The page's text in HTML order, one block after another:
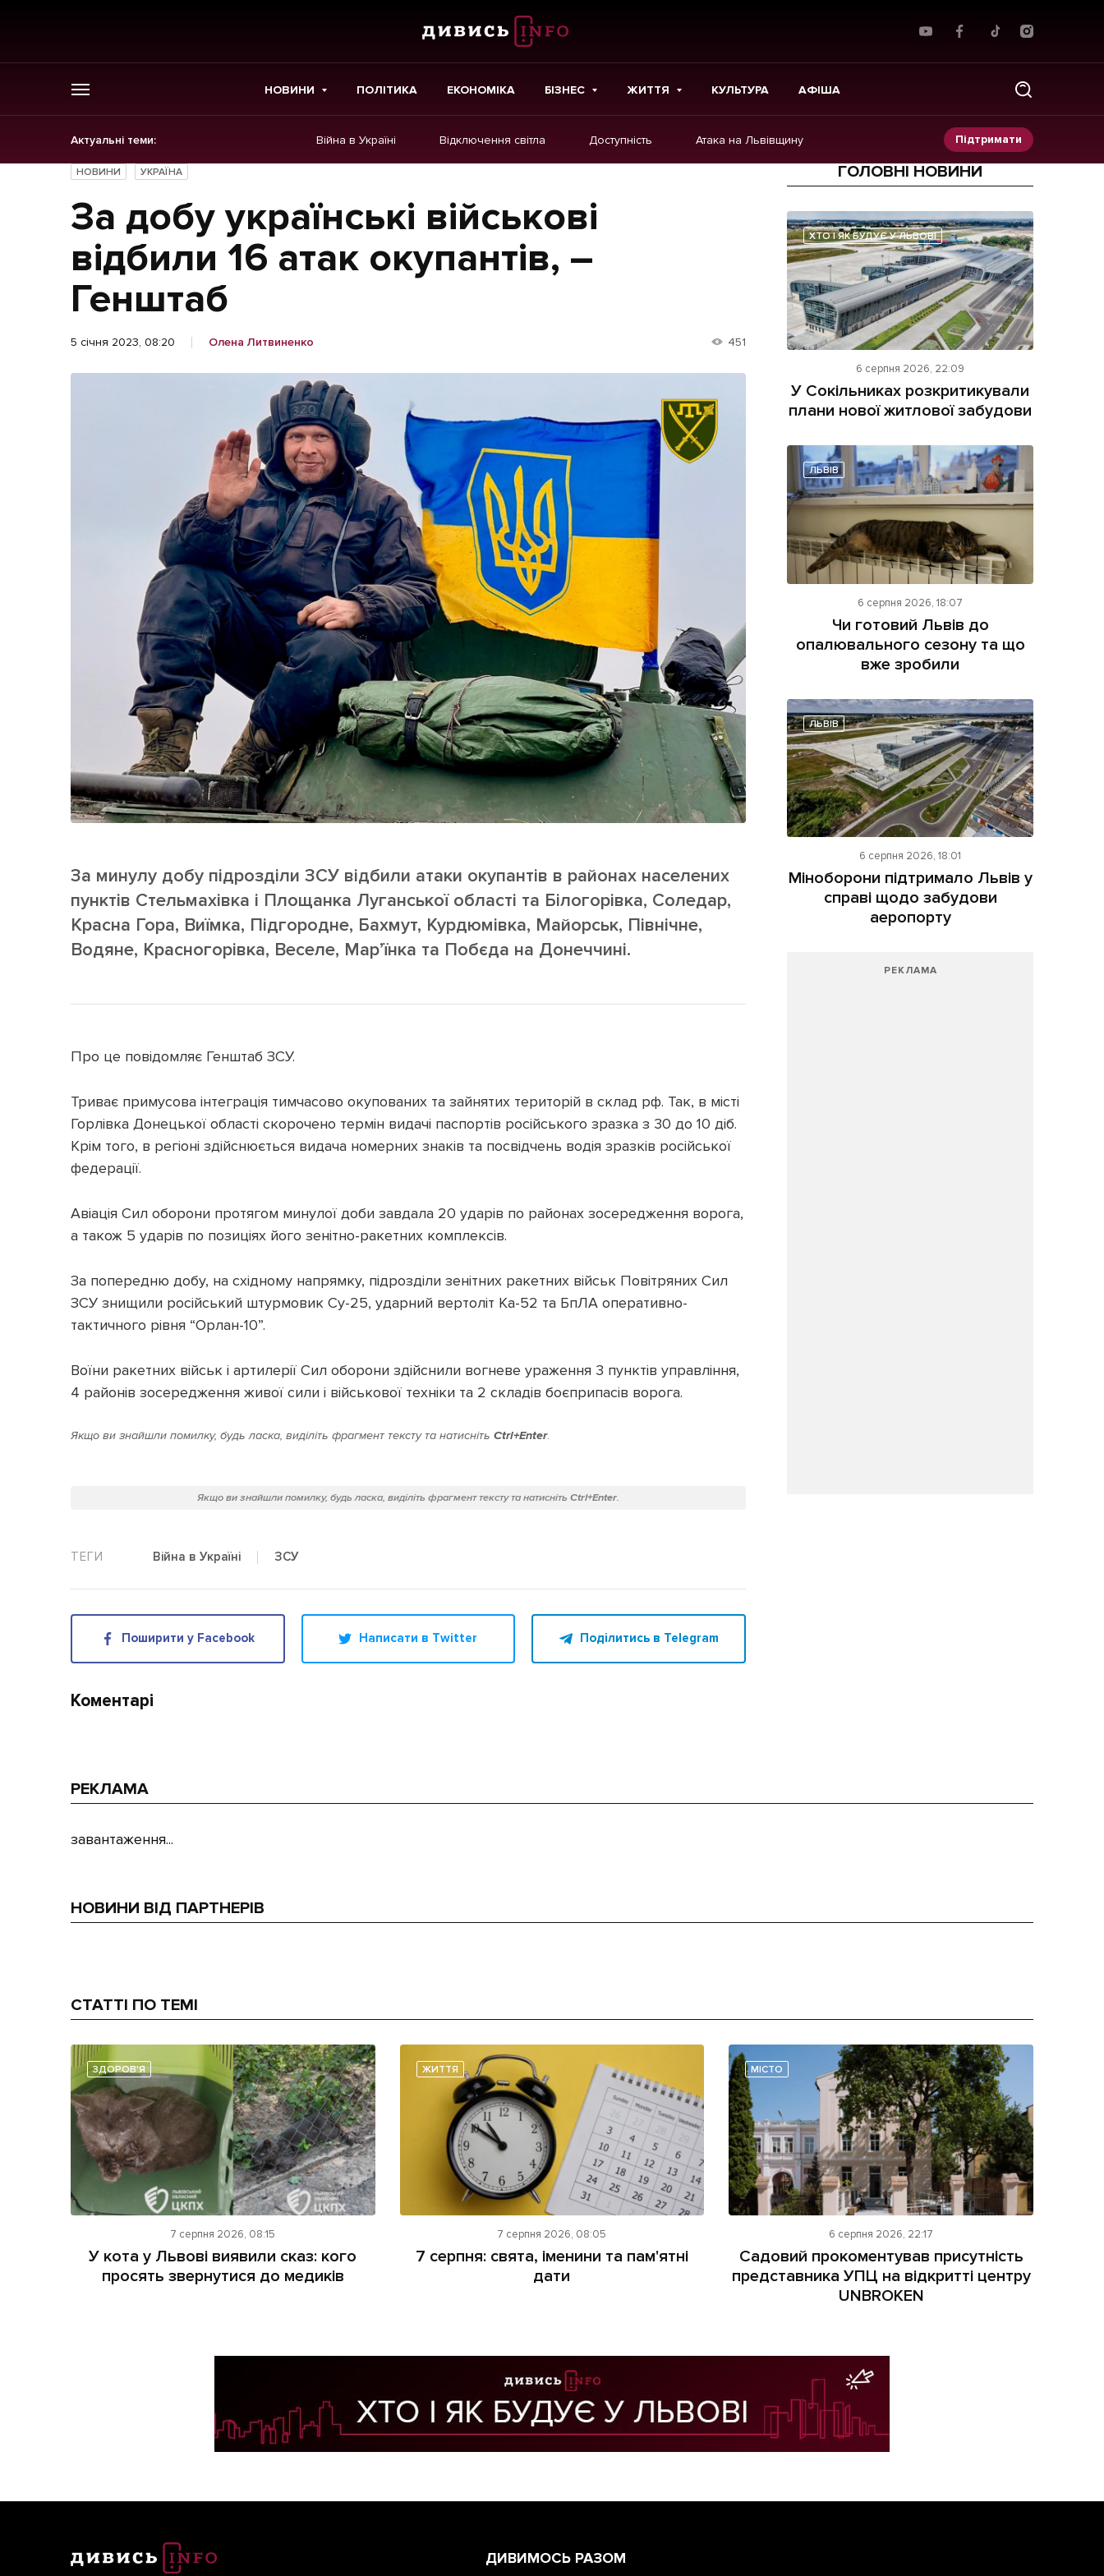
НОВИНИ ПОЛІТИКА ЕКОНОМІКА БІЗНЕС ЖИТТЯ КУЛЬТУРА АФІША
Актуальні теми: Війна в Україні Відключення світла Доступність Атака на Львівщину Підтримати
ГОЛОВНЕ
Новини
Політика
Економіка
Бізнес
Життя
Картки
Репортаж
Прес-релізи
Фото/Відео
Made in Lviv
[email protected]
Реклама на сайті
Політика конфіденційності
НОВИНИ УКРАЇНА
За добу українські військові
відбили 16 атак окупантів, –
Генштаб
5 січня 2023, 08:20 Олена Литвиненко 451
За минулу добу підрозділи ЗСУ відбили атаки окупантів в районах населених
пунктів Стельмахівка і Площанка Луганської області та Білогорівка, Соледар,
Красна Гора, Виїмка, Підгородне, Бахмут, Курдюмівка, Майорськ, Північне,
Водяне, Красногорівка, Веселе, Мар’їнка та Побєда на Донеччині.
Про це повідомляє Генштаб ЗСУ.
Триває примусова інтеграція тимчасово окупованих та зайнятих територій в склад рф. Так, в місті
Горлівка Донецької області скорочено термін видачі паспортів російського зразка з 30 до 10 діб.
Крім того, в регіоні здійснюється видача номерних знаків та посвідчень водія зразків російської
федерації.
Авіація Сил оборони протягом минулої доби завдала 20 ударів по районах зосередження ворога,
а також 5 ударів по позиціях його зенітно-ракетних комплексів.
За попередню добу, на східному напрямку, підрозділи зенітних ракетних військ Повітряних Сил
ЗСУ знищили російський штурмовик Су-25, ударний вертоліт Ка-52 та БпЛА оперативно-
тактичного рівня “Орлан-10”.
Воїни ракетних військ і артилерії Сил оборони здійснили вогневе ураження 3 пунктів управління,
4 районів зосередження живої сили і військової техніки та 2 складів боєприпасів ворога.
Якщо ви знайшли помилку, будь ласка, виділіть фрагмент тексту та натисніть Ctrl+Enter.
Якщо ви знайшли помилку, будь ласка, виділіть фрагмент тексту та натисніть Ctrl+Enter.
Війна в Україні ЗСУ
Поширити у Facebook Написати в Twitter Поділитись в Telegram
Коментарі
ГОЛОВНІ НОВИНИ
ХТО І ЯК БУДУЄ У ЛЬВОВІ
6 серпня 2026, 22:09
У Сокільниках розкритикували
плани нової житлової забудови
ЛЬВІВ
6 серпня 2026, 18:07
Чи готовий Львів до
опалювального сезону та що
вже зробили
ЛЬВІВ
6 серпня 2026, 18:01
Міноборони підтримало Львів у
справі щодо забудови
аеропорту
РЕКЛАМА
РЕКЛАМА
завантаження...
НОВИНИ ВІД ПАРТНЕРІВ
СТАТТІ ПО ТЕМІ
ЗДОРОВ'Я
7 серпня 2026, 08:15
У кота у Львові виявили сказ: кого
просять звернутися до медиків
ЖИТТЯ
7 серпня 2026, 08:05
7 серпня: свята, іменини та пам'ятні
дати
МІСТО
6 серпня 2026, 22:17
Садовий прокоментував присутність
представника УПЦ на відкритті центру
UNBROKEN
ДИВИМОСЬ РАЗОМ